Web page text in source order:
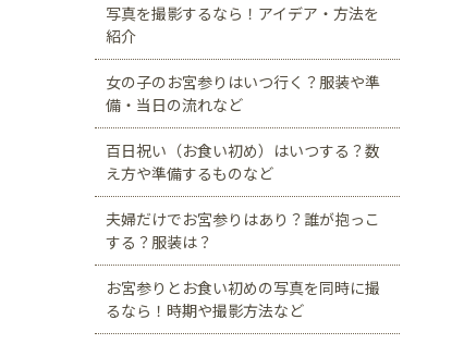
福岡県
写真を撮影するなら！アイデア・方法を
紹介
女の子のお宮参りはいつ行く？服装や準
備・当日の流れなど
百日祝い（お食い初め）はいつする？数
え方や準備するものなど
夫婦だけでお宮参りはあり？誰が抱っこ
する？服装は？
お宮参りとお食い初めの写真を同時に撮
るなら！時期や撮影方法など